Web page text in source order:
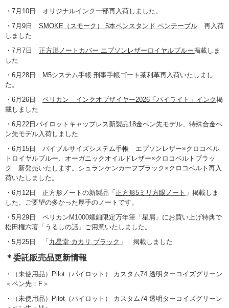
・7月10日 オリジナルインク一部再入荷しました。
・7月9日 SMOKE（スモーク） 5本ペンスタンド ペンテーブル 再入荷
しました
・7月7日 正方形ノートカバー エプソンレザーロイヤルブルー掲載しま
した
・6月28日
M5システム手帳 刑事手帳ゴート茶利革再入荷いたしまし
た。
・6月26日 ペリカン インクオブザイヤー2026「パイライト」インク掲
載しました
・6月22日 パイロットキャップレス新製品18金ペン先モデル、特殊合金ペ
ン先モデル入荷しました
・6月15日 バイブルサイズシステム手帳 エプソンレザー×クロコベル
トロイヤルブルー、オーガニックオイルドレザー×クロコベルトブラッ
ク
新発売いたします。シュランケンカーフブラック×クロコベルト再入
荷いたしました。
・6月12日 正方形ノートの新製品「 正方形5ミリ方眼ノート 」掲載しま
した。 ご要望の多かった厚手のノートです。
・5月29日 ペリカンM1000螺鈿限定万年筆「星屑」 にお買い上げ特典で
松田権六著「うるしの話」ご用意いたしました。
・5月25日 「 九星堂 カカリ ブラック 」 掲載しました
＊委託販売品更新情報
・（未使用品）Pilot（パイロット） カスタム74 透明ターコイズグリーン
＜ペン先：F＞
・（未使用品）Pilot（パイロット） カスタム74 透明ターコイズグリーン